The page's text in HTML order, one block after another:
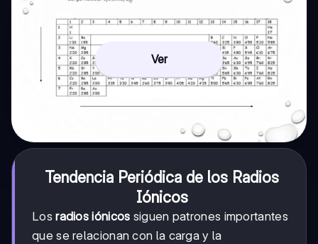
Ver
Tendencia Periódica de los Radios
Iónicos
Losradios iónicos siguen patrones importantes
que se relacionan con la carga y la